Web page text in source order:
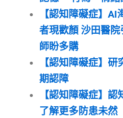
【認知障礙症】
者現歡顏 沙田醫
師盼多購
【認知障礙症】
期認障
【認知障礙症】
了解更多防患未然